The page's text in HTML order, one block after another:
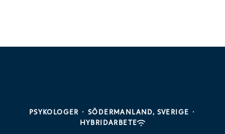
PSYKOLOGER · SÖDERMANLAND, SVERIGE ·
HYBRIDARBETE